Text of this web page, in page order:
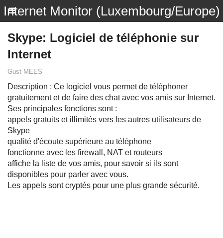
Internet Monitor (Luxembourg/Europe)
Skype: Logiciel de téléphonie sur
Internet
Gust MEES
Description : Ce logiciel vous permet de téléphoner
gratuitement et de faire des chat avec vos amis sur Internet.
Ses principales fonctions sont :
appels gratuits et illimités vers les autres utilisateurs de
Skype
qualité d'écoute supérieure au téléphone
fonctionne avec les firewall, NAT et routeurs
affiche la liste de vos amis, pour savoir si ils sont
disponibles pour parler avec vous.
Les appels sont cryptés pour une plus grande sécurité.